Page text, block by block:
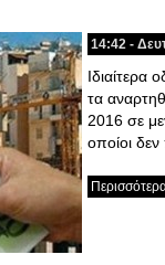
14:42 -
Ιδιαίτερα
τα
2016 σε
οποίοι δεν